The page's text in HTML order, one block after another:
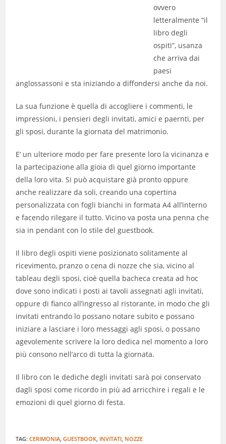
ovvero
letteralmente “il
libro degli
ospiti”, usanza
che arriva dai
paesi
anglossassoni e sta iniziando a diffondersi anche da noi.
La sua funzione è quella di accogliere i commenti, le
impressioni, i pensieri degli invitati, amici e paernti, per
gli sposi, durante la giornata del matrimonio.
E’ un ulteriore modo per fare presente loro la vicinanza e
la partecipazione alla gioia di quel giorno importante
della loro vita. Si può acquistare già pronto oppure
anche realizzare da soli, creando una copertina
personalizzata con fogli bianchi in formata A4 all’interno
e facendo rilegare il tutto. Vicino va posta una penna che
sia in pendant con lo stile del guestbook.
Il libro degli ospiti viene posizionato solitamente al
ricevimento, pranzo o cena di nozze che sia, vicino al
tableau degli sposi, cioè quella bacheca creata ad hoc
dove sono indicati i posti ai tavoli assegnati agli invitati,
oppure di fianco all’ingresso al ristorante, in modo che gli
invitati entrando lo possano notare subito e possano
iniziare a lasciare i loro messaggi agli sposi, o possano
agevolemente scrivere la loro dedica nel momento a loro
più consono nell’arco di tutta la giornata.
Il libro con le dediche degli invitati sarà poi conservato
dagli sposi come ricordo in più ad arricchire i regali e le
emozioni di quel giorno di festa.
TAG:CERIMONIA GUESTBOOK INVITATI NOZZE